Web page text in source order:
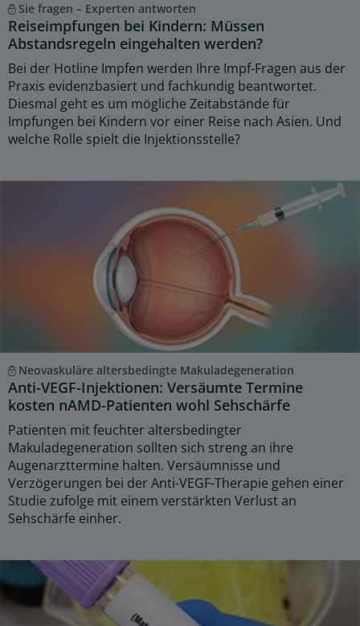
Sie fragen – Experten antworten
Reiseimpfungen bei Kindern: Müssen
Abstandsregeln eingehalten werden?
Bei der Hotline Impfen werden Ihre Impf-Fragen aus der
Praxis evidenzbasiert und fachkundig beantwortet.
Diesmal geht es um mögliche Zeitabstände für
Impfungen bei Kindern vor einer Reise nach Asien. Und
welche Rolle spielt die Injektionsstelle?
Neovaskuläre altersbedingte Makuladegeneration
Anti-VEGF-Injektionen: Versäumte Termine
kosten nAMD-Patienten wohl Sehschärfe
Patienten mit feuchter altersbedingter
Makuladegeneration sollten sich streng an ihre
Augenarzttermine halten. Versäumnisse und
Verzögerungen bei der Anti-VEGF-Therapie gehen einer
Studie zufolge mit einem verstärkten Verlust an
Sehschärfe einher.